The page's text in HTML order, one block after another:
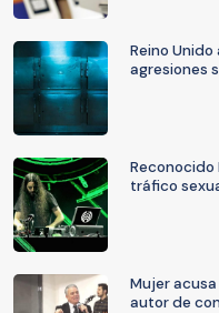
Reino
agresiones
tráfico
Mujer
autor de